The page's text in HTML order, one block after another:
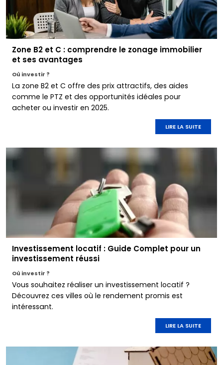
Zone B2 et C : comprendre le zonage immobilier
et ses avantages
Où investir ?
La zone B2 et C offre des prix attractifs, des aides
comme le PTZ et des opportunités idéales pour
acheter ou investir en 2025.
LIRE LA SUITE
Investissement locatif : Guide Complet pour un
investissement réussi
Où investir ?
Vous souhaitez réaliser un investissement locatif ?
Découvrez ces villes où le rendement promis est
intéressant.
LIRE LA SUITE